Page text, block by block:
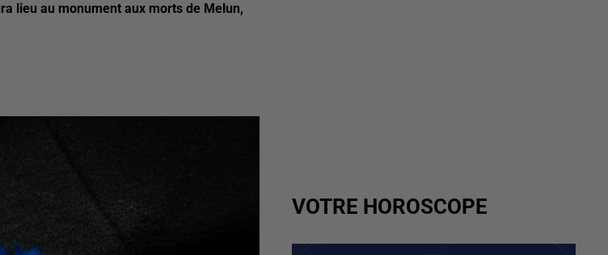
lieu au monument aux morts de Melun,
VOTRE HOROSCOPE